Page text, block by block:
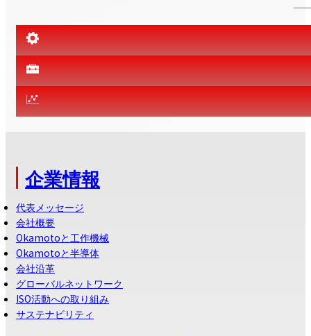
企業情報
代表メッセージ
会社概要
Okamotoと工作機械
Okamotoと半導体
会社沿革
グローバルネットワーク
ISO活動への取り組み
サステナビリティ